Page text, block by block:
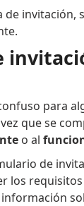
invitación,
para
que se
o al
de
los